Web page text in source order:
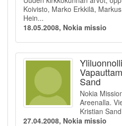
Koivisto, Marko Erkkilä,
Hein...
18.05.2008, Nokia missio
Sand
Nokia
Areenalla.
Kristian
27.04.2008, Nokia missio